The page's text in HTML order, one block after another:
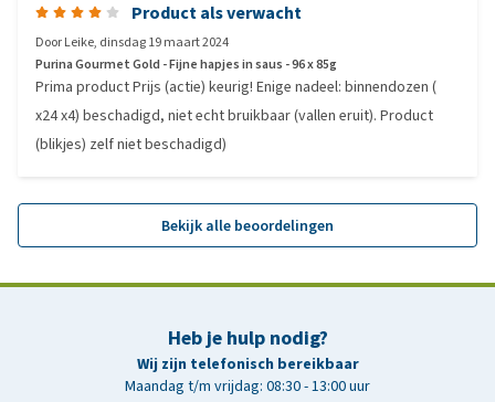
Product als verwacht
DoorLeike, dinsdag 19 maart 2024
Purina Gourmet Gold - Fijne hapjes in saus - 96 x 85g
Prima product Prijs (actie) keurig! Enige nadeel: binnendozen (
x24 x4) beschadigd, niet echt bruikbaar (vallen eruit). Product
(blikjes) zelf niet beschadigd)
Bekijk alle beoordelingen
Heb je hulp nodig?
Wij zijn telefonisch bereikbaar
Maandag t/m vrijdag: 08:30 - 13:00 uur